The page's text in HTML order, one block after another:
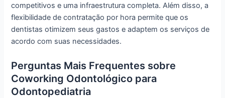
competitivos e uma infraestrutura completa. Além disso, a
flexibilidade de contratação por hora permite que os
dentistas otimizem seus gastos e adaptem os serviços de
acordo com suas necessidades.
Perguntas Mais Frequentes sobre
Coworking Odontológico para
Odontopediatria